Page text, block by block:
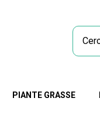
PIANTE GRASSE